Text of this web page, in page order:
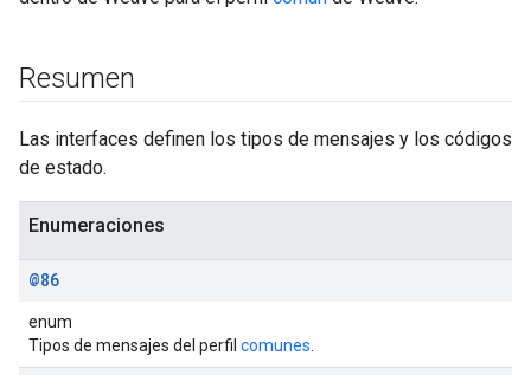
Resumen
Las interfaces definen los tipos de mensajes y los códigos
de estado.
Enumeraciones
@86
enum
Tipos de mensajes del perfil comunes